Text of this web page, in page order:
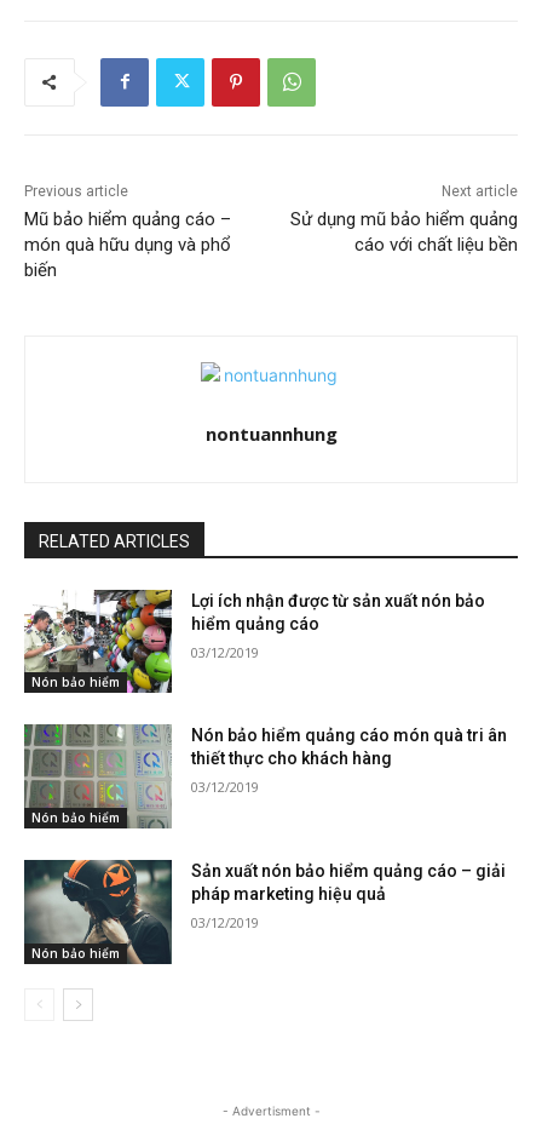
Previous article
Mũ bảo hiểm quảng cáo –
món quà hữu dụng và phổ
biến
Next article
Sử dụng mũ bảo hiểm quảng
cáo với chất liệu bền
nontuannhung
RELATED ARTICLES
Nón bảo hiểm
Lợi ích nhận được từ sản xuất nón bảo
hiểm quảng cáo
03/12/2019
Nón bảo hiểm
Nón bảo hiểm quảng cáo món quà tri ân
thiết thực cho khách hàng
03/12/2019
Nón bảo hiểm
Sản xuất nón bảo hiểm quảng cáo – giải
pháp marketing hiệu quả
03/12/2019
- Advertisment -